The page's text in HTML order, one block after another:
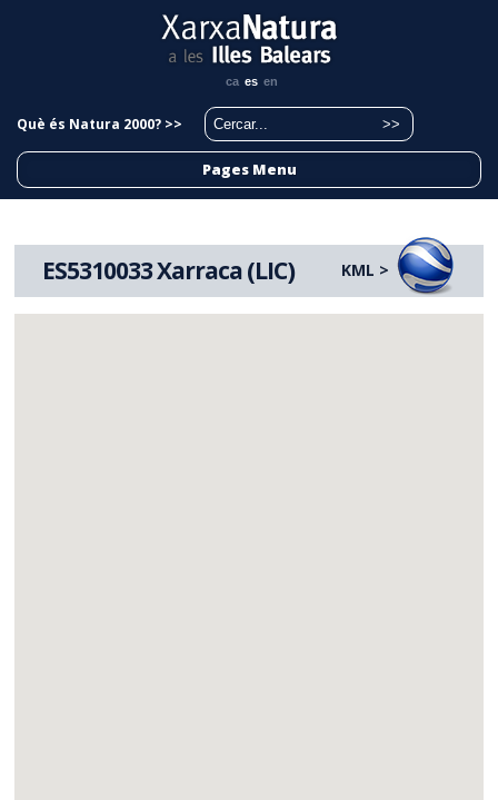
ca es en
Què és Natura 2000? >>
Pages Menu
ES5310033 Xarraca (LIC) KML >